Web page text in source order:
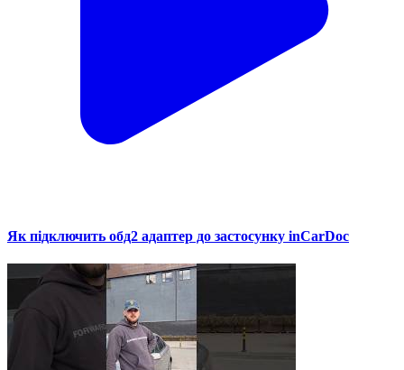
Як підключить обд2 адаптер до застосунку inCarDoc